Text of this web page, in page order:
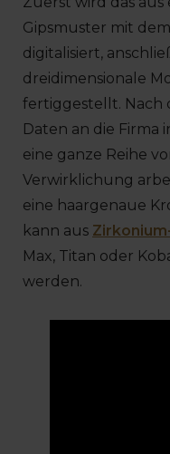
Gipsmuster mit
digitalisiert,
dreidimensionale
fertiggestellt. Nach
Daten an die Firma
eine ganze Reihe
Verwirklichung
eine haargenaue
kann aus
Max, Titan oder
werden.